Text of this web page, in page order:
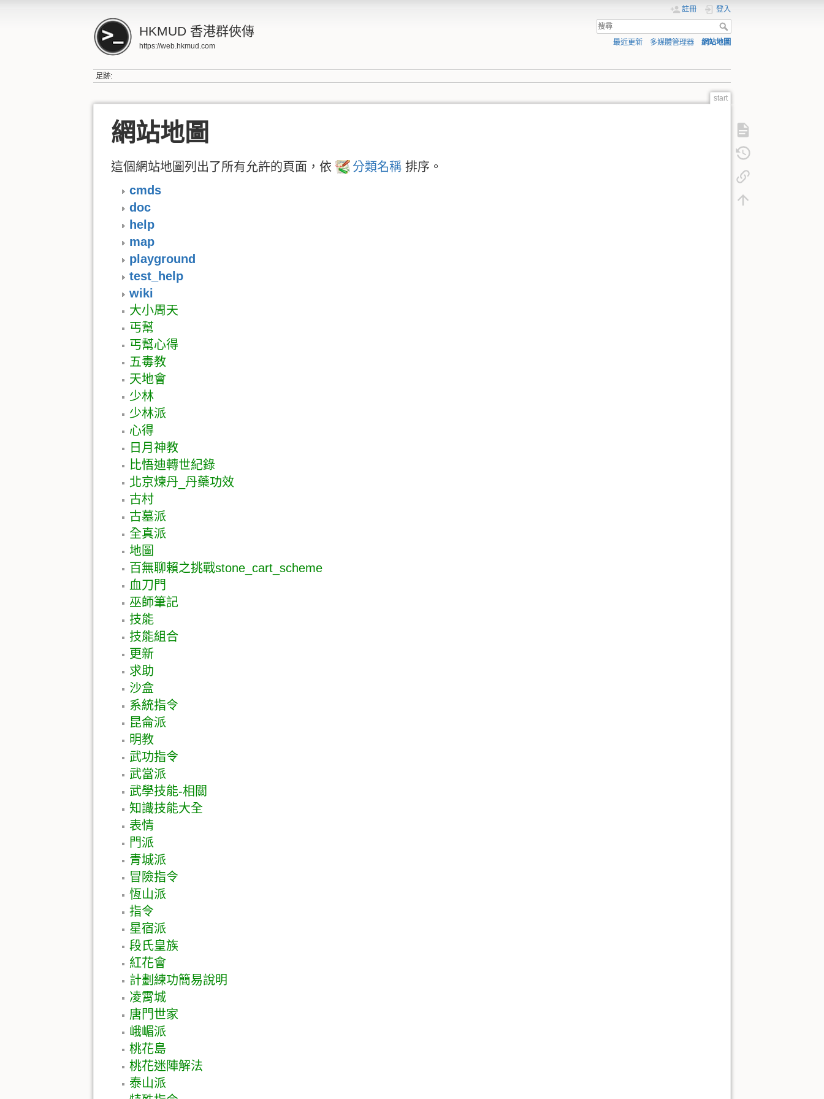
HKMUD 香港群俠傳
https://web.hkmud.com
註冊 登入
最近更新 多媒體管理器 網站地圖
足跡:
start
網站地圖
這個網站地圖列出了所有允許的頁面，依 分類名稱 排序。
cmds
doc
help
map
playground
test_help
wiki
大小周天
丐幫
丐幫心得
五毒教
天地會
少林
少林派
心得
日月神教
比悟迪轉世紀錄
北京煉丹_丹藥功效
古村
古墓派
全真派
地圖
百無聊賴之挑戰stone_cart_scheme
血刀門
巫師筆記
技能
技能組合
更新
求助
沙盒
系統指令
昆侖派
明教
武功指令
武當派
武學技能-相關
知識技能大全
表情
門派
青城派
冒險指令
恆山派
指令
星宿派
段氏皇族
紅花會
計劃練功簡易說明
凌霄城
唐門世家
峨嵋派
桃花島
桃花迷陣解法
泰山派